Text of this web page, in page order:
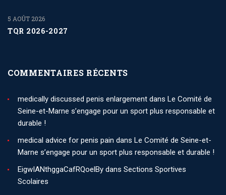
TQR 2026-2027
5 AOÛT 2026
COMMENTAIRES RÉCENTS
medically discussed penis enlargement dans Le Comité de
Seine-et-Marne s’engage pour un sport plus responsable et
durable !
medical advice for penis pain dans Le Comité de Seine-et-
Marne s’engage pour un sport plus responsable et durable !
EigwIANthggaCafRQoelBy dans Sections Sportives
Scolaires